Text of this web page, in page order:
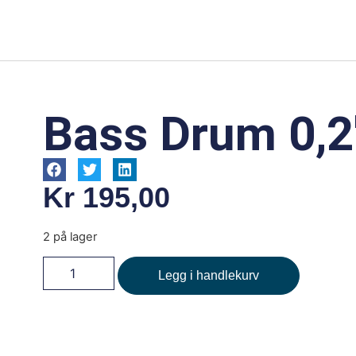
Bass Drum
Kr195,00
2 på lager
Legg i handlekurv